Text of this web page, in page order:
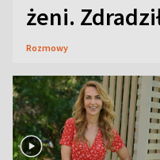
żeni.
Rozmowy